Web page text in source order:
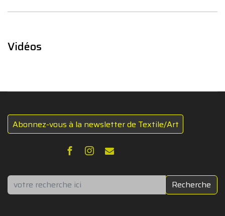
Vidéos
Abonnez-vous à la newsletter de Textile/Art
Rechercher Recherche